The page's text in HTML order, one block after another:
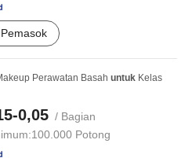
Perawatan Basah untuk Kelas
0,05 / Bagian
100.000 Potong